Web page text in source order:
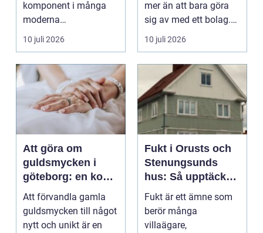
komponent i många
moderna
verksamheter. Den
används för att fl...
10 juli 2026
mer än att bara göra
sig av med ett bolag.
För många ä...
10 juli 2026
Att göra om
guldsmycken i
göteborg: en konst
att förnya det
gamla
Att förvandla gamla
guldsmycken till något
nytt och unikt är en
Fukt i Orusts och
Stenungsunds
hus: Så upptäcker
och åtgärdar du
problemet
Fukt är ett ämne som
berör många
villaägare,